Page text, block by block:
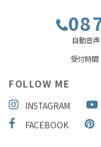
自動音
受付時間
FOLLOW ME
INSTAGRAM
FACEBOOK